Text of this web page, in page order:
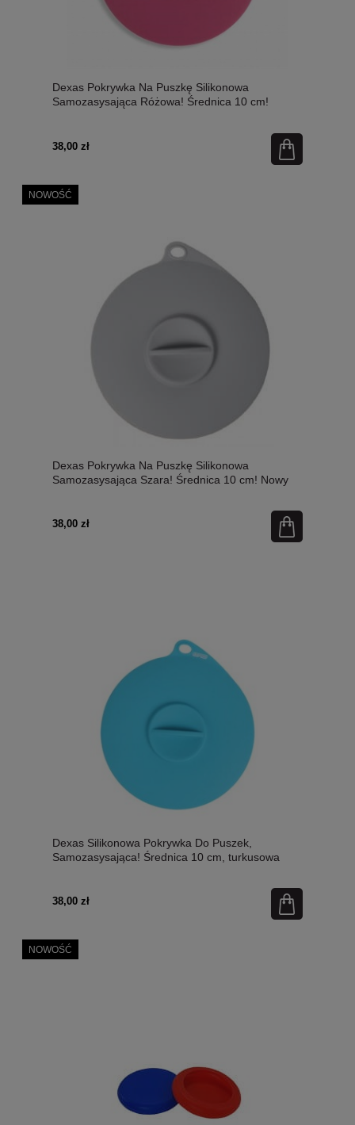
Dexas Pokrywka Na Puszkę Silikonowa
Samozasysająca Różowa! Średnica 10 cm!
38,00 zł
Dexas Pokrywka Na Puszkę Silikonowa
Samozasysająca Szara! Średnica 10 cm! Nowy
38,00 zł
NOWOŚĆ
Dexas Silikonowa Pokrywka Do Puszek,
Samozasysająca! Średnica 10 cm, turkusowa
38,00 zł
NOWOŚĆ